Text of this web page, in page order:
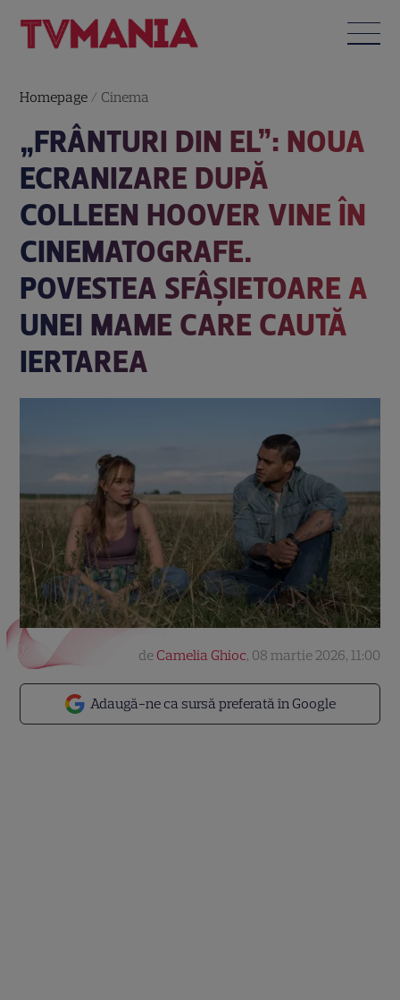
Homepage / Cinema
„FRÂNTURI DIN EL”: NOUA
ECRANIZARE DUPĂ
COLLEEN HOOVER VINE ÎN
CINEMATOGRAFE.
POVESTEA SFÂȘIETOARE A
UNEI MAME CARE CAUTĂ
IERTAREA
Adaugă-ne ca sursă preferată în Google
de Camelia Ghioc, 08 martie 2026, 11:00